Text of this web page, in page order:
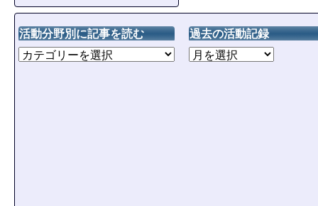
活動分野別に記事を読む 過去の活動記録